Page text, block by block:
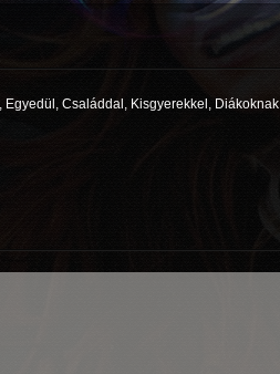
Családdal, Kisgyerekkel, Diákoknak